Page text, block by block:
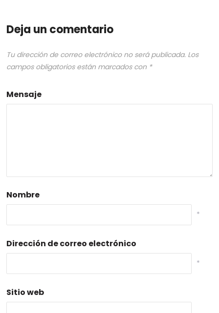
Deja un comentario
Tu dirección de correo electrónico no será publicada. Los
campos obligatorios están marcados con *
Mensaje
Nombre
*
Dirección de correo electrónico
*
Sitio web